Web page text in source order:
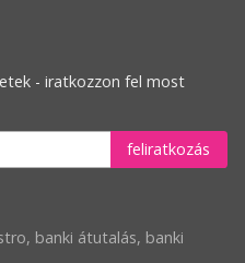
- iratkozzon fel most
feliratkozás
banki átutalás, banki